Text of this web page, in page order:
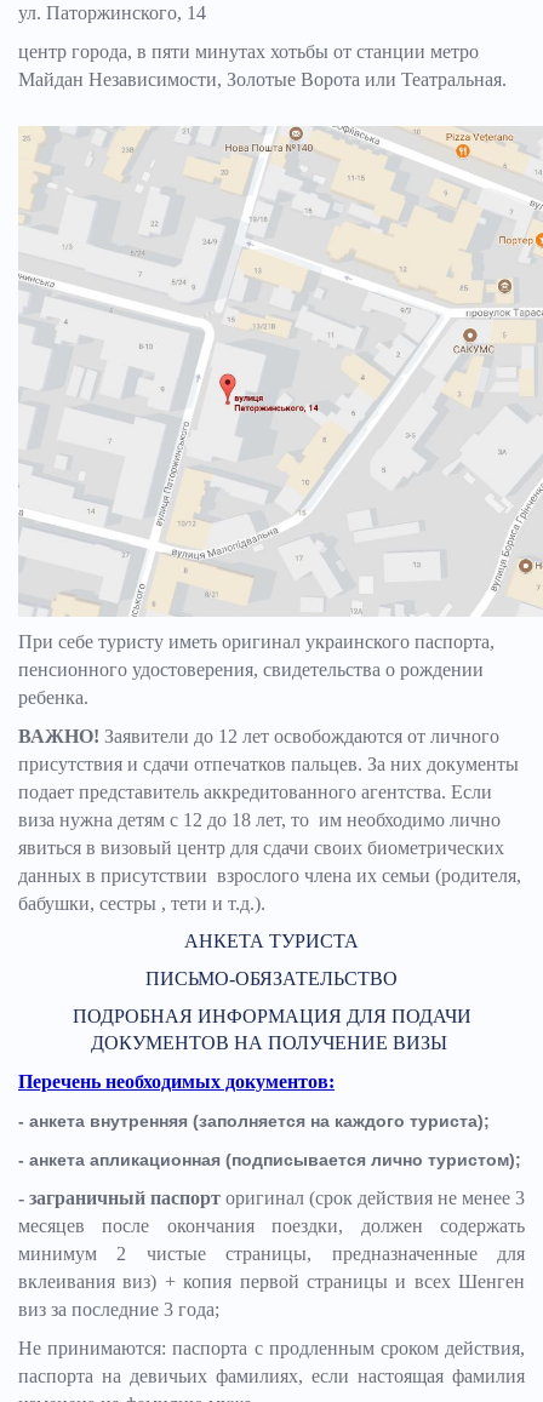
ул. Паторжинского, 14
центр города, в пяти минутах хотьбы от станции метро
Майдан Независимости, Золотые Ворота или Театральная.
При себе туристу иметь оригинал украинского паспорта,
пенсионного удостоверения, свидетельства о рождении
ребенка.
ВАЖНО! Заявители до 12 лет освобождаются от личного
присутствия и сдачи отпечатков пальцев. За них документы
подает представитель аккредитованного агентства. Если
виза нужна детям с 12 до 18 лет, то им необходимо лично
явиться в визовый центр для сдачи своих биометрических
данных в присутствии взрослого члена их семьи (родителя,
бабушки, сестры , тети и т.д.).
АНКЕТА ТУРИСТА
ПИСЬМО-ОБЯЗАТЕЛЬСТВО
ПОДРОБНАЯ ИНФОРМАЦИЯ ДЛЯ ПОДАЧИ
ДОКУМЕНТОВ НА ПОЛУЧЕНИЕ ВИЗЫ
Перечень необходимых документов:
- анкета внутренняя (заполняется на каждого туриста);
- анкета апликационная (подписывается лично туристом);
- заграничный паспорт оригинал (срок действия не менее 3
месяцев после окончания поездки, должен содержать
минимум 2 чистые страницы, предназначенные для
вклеивания виз) + копия первой страницы и всех Шенген
виз за последние 3 года;
Не принимаются: паспорта с продленным сроком действия,
паспорта на девичьих фамилиях, если настоящая фамилия